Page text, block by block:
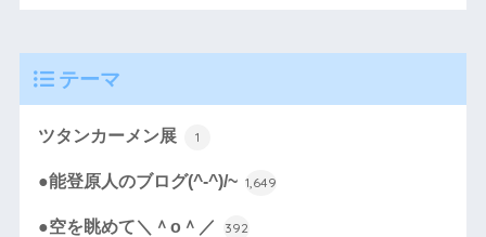
テーマ
ツタンカーメン展 1
●能登原人のブログ(^-^)/~ 1,649
●空を眺めて＼＾o＾／ 392